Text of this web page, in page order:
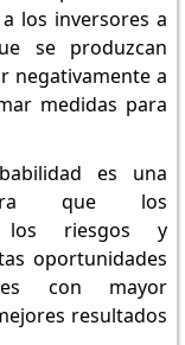
los inversores a
se produzcan
negativamente a
medidas para
es una
que los
los riesgos y
oportunidades
con mayor
resultados